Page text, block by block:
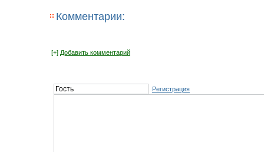
Комментарии:
[+] Добавить комментарий
Регистрация